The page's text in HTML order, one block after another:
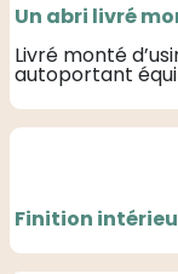
Un abri livré
Livré monté
autoportant
Finition